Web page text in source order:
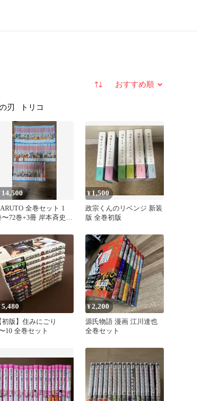
並び替え
刃 トリコ
14,500
全巻セット 1
〜72巻+3冊 岸本斉史
¥ 1,500
政宗くんのリベンジ 新装
版 全巻初版
5,480
初版】住みにごり
10 全巻セット
¥2,200
源氏物語 漫画 江川達也
全巻セット